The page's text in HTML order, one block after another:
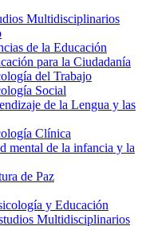
Multidisciplinarios
de la Educación
para la Ciudadanía
del Trabajo
Social
de la Lengua y las
Clínica
mental de la infancia y la
de Paz
y Educación
Multidisciplinarios